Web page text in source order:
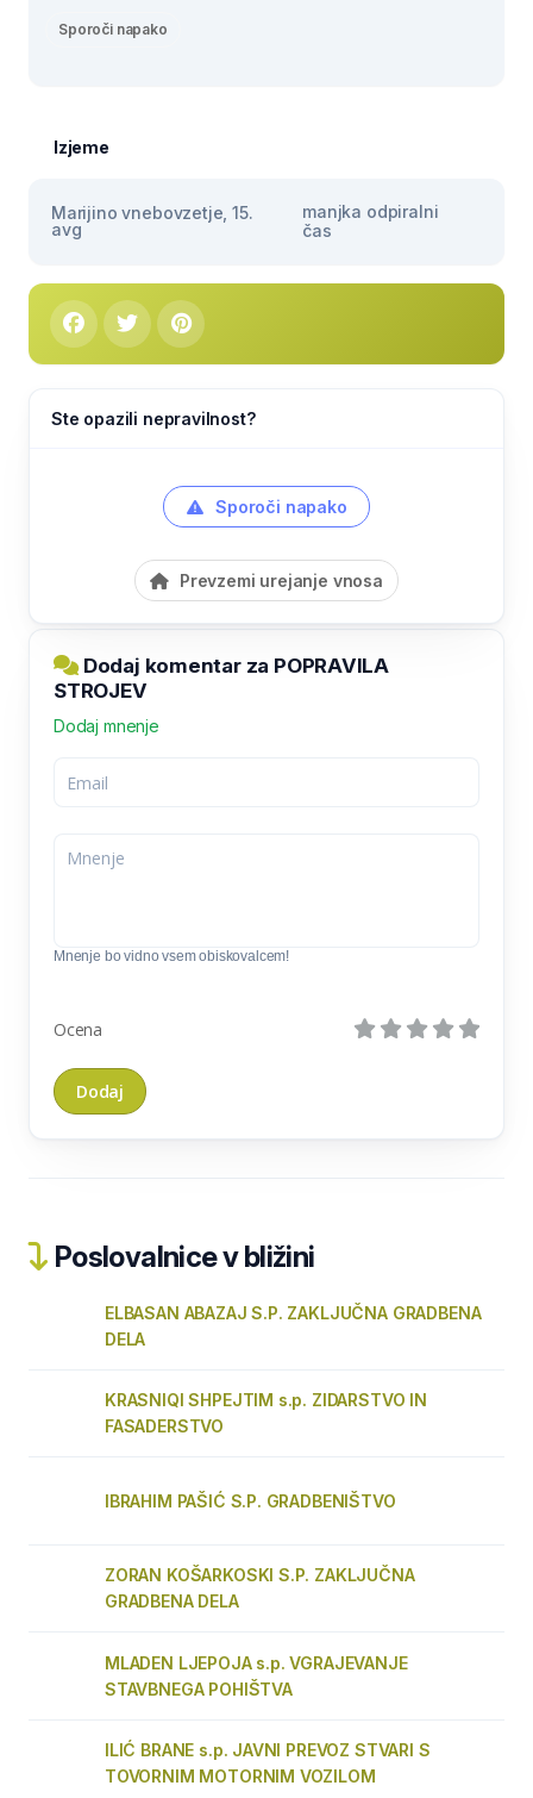
Sporoči napako
Izjeme
Marijino vnebovzetje, 15.
avg
manjka odpiralni
čas
Ste opazili nepravilnost?
Sporoči napako
Prevzemi urejanje vnosa
Dodaj komentar za POPRAVILA
STROJEV
Dodaj mnenje
Mnenje bo vidno vsem obiskovalcem!
Ocena
Poslovalnice v bližini
ELBASAN ABAZAJ S.P. ZAKLJUČNA GRADBENA
DELA
KRASNIQI SHPEJTIM s.p. ZIDARSTVO IN
FASADERSTVO
IBRAHIM PAŠIĆ S.P. GRADBENIŠTVO
ZORAN KOŠARKOSKI S.P. ZAKLJUČNA
GRADBENA DELA
MLADEN LJEPOJA s.p. VGRAJEVANJE
STAVBNEGA POHIŠTVA
ILIĆ BRANE s.p. JAVNI PREVOZ STVARI S
TOVORNIM MOTORNIM VOZILOM